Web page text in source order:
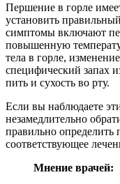
Першение в горле
установить
симптомы включают
повышенную
тела в горле,
специфический запах
пить и сухость во рту.
Если вы наблюдаете
незамедлительно
правильно
соответствующее
Мнение врачей: